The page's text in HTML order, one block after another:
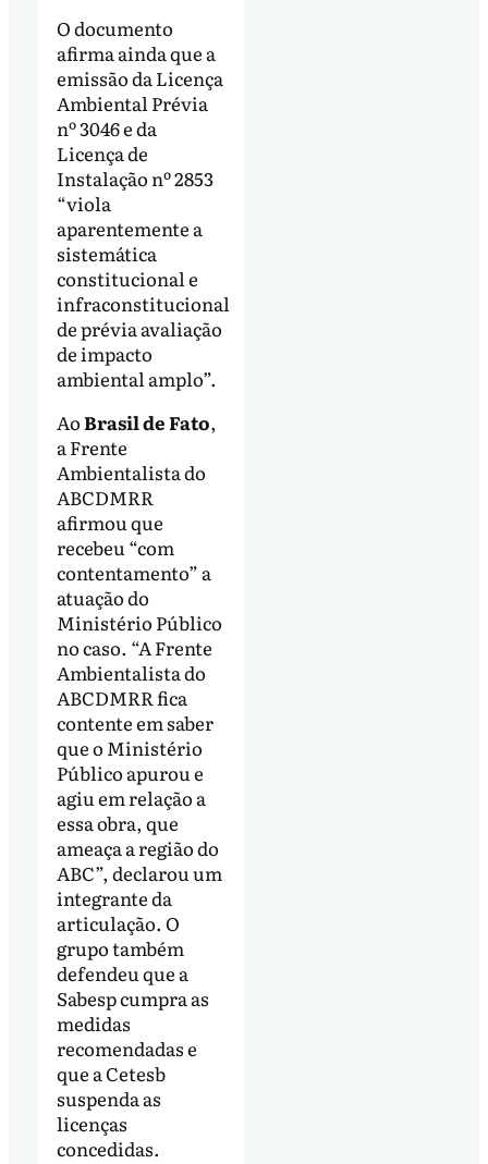
O documento
afirma ainda que a
emissão da Licença
Ambiental Prévia
nº 3046 e da
Licença de
Instalação nº 2853
“viola
aparentemente a
sistemática
constitucional e
infraconstitucional
de prévia avaliação
de impacto
ambiental amplo”.
AoBrasil de Fato,
a Frente
Ambientalista do
ABCDMRR
afirmou que
recebeu “com
contentamento” a
atuação do
Ministério Público
no caso. “A Frente
Ambientalista do
ABCDMRR fica
contente em saber
que o Ministério
Público apurou e
agiu em relação a
essa obra, que
ameaça a região do
ABC”, declarou um
integrante da
articulação. O
grupo também
defendeu que a
Sabesp cumpra as
medidas
recomendadas e
que a Cetesb
suspenda as
licenças
concedidas.